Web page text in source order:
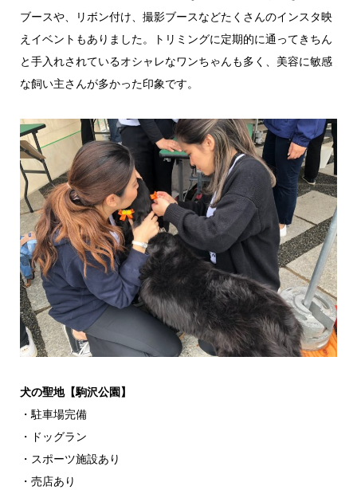
ブースや、リボン付け、撮影ブースなどたくさんのインスタ映
えイベントもありました。トリミングに定期的に通ってきちん
と手入れされているオシャレなワンちゃんも多く、美容に敏感
な飼い主さんが多かった印象です。
犬の聖地【駒沢公園】
・駐車場完備
・ドッグラン
・スポーツ施設あり
・売店あり